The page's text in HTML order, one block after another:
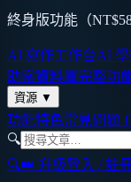
終身版功能（
AI 寫作工作台AI
助案資料庫完整功
資源 ▼
功能特色常見問題
🔍
🔍👑 升級登入 / 註